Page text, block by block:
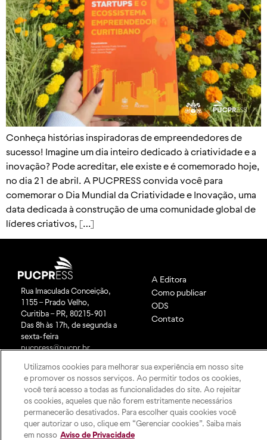
Conheça histórias inspiradoras de empreendedores de
sucesso! Imagine um dia inteiro dedicado à criatividade e a
inovação? Pode acreditar, ele existe e é comemorado hoje,
no dia 21 de abril. A PUCPRESS convida você para
comemorar o Dia Mundial da Criatividade e Inovação, uma
data dedicada à construção de uma comunidade global de
líderes criativos, […]
Rua Imaculada Conceição,
1155 – Prado Velho,
Curitiba – PR, 80215-901
Das 8h às 17h, de segunda a
sexta-feira
pucpress@pucpr.br
A Editora
Como publicar
ODS
Contato
Utilizamos cookies para melhorar sua experiência em nosso site
e promover os nossos serviços. Ao permitir todos os cookies,
você terá acesso a todas as funcionalidades do site. Ao rejeitar
os cookies, aqueles que não forem estritamente necessários
permanecerão desativados. Para escolher quais cookies você
quer autorizar o uso, clique em “Gerenciar cookies”. Saiba mais
em nosso Aviso de Privacidade